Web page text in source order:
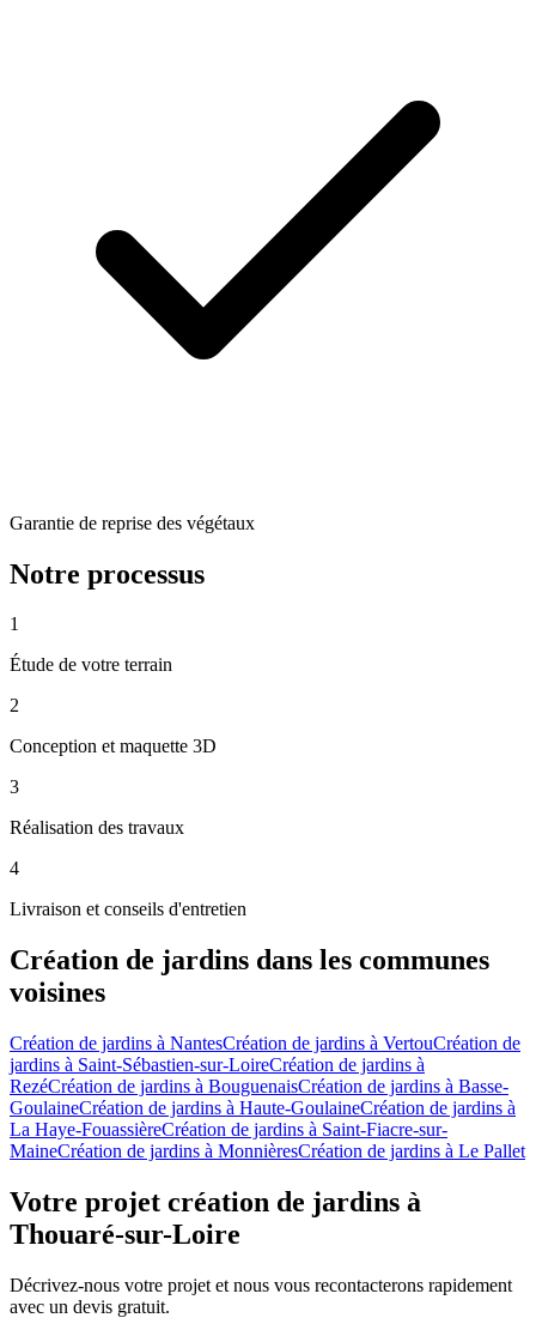
Garantie de reprise des végétaux
Notre processus
1
Étude de votre terrain
2
Conception et maquette 3D
3
Réalisation des travaux
4
Livraison et conseils d'entretien
Création de jardins dans les communes
voisines
Création de jardins à NantesCréation de jardins à VertouCréation de
jardins à Saint-Sébastien-sur-LoireCréation de jardins à
RezéCréation de jardins à BouguenaisCréation de jardins à Basse-
GoulaineCréation de jardins à Haute-GoulaineCréation de jardins à
La Haye-FouassièreCréation de jardins à Saint-Fiacre-sur-
MaineCréation de jardins à MonnièresCréation de jardins à Le Pallet
Votre projet création de jardins à
Thouaré-sur-Loire
Décrivez-nous votre projet et nous vous recontacterons rapidement
avec un devis gratuit.